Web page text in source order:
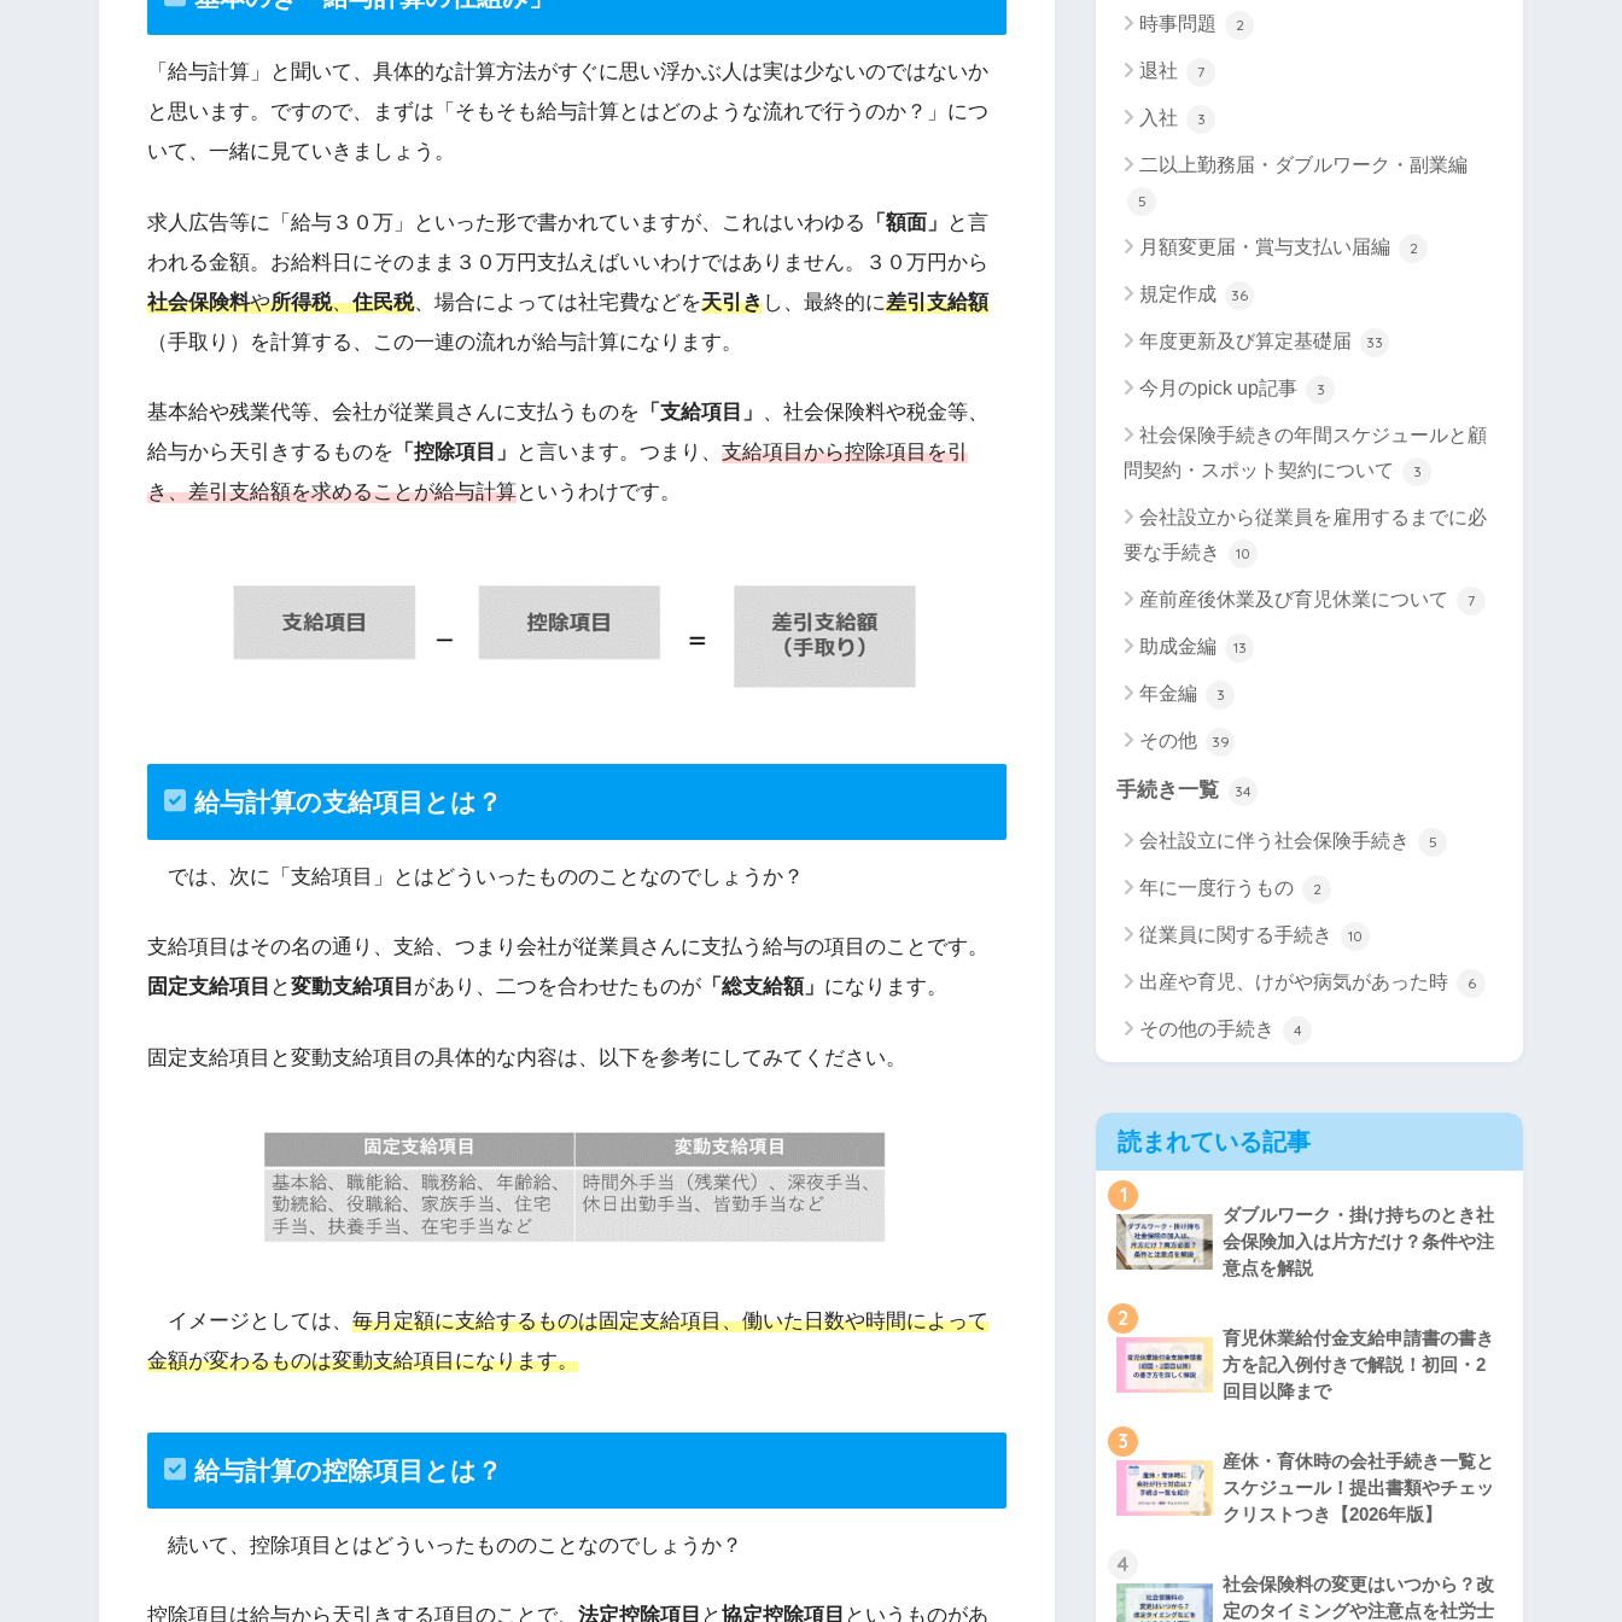
「給与計算」と聞いて、具体的な計算方法がすぐに思い浮かぶ人は実は少ないのではないか
と思います。ですので、まずは「そもそも給与計算とはどのような流れで行うのか？」につ
いて、一緒に見ていきましょう。
求人広告等に「給与３０万」といった形で書かれていますが、これはいわゆる 「額面」
と言
われる金額。お給料日にそのまま３０万円支払えばいいわけではありません。３０万円から
社会保険料や所得税、住民税、場合によっては社宅費などを天引きし、最終的に差引支給額
（手取り）を計算する、この一連の流れが給与計算になります。
基本給や残業代等、会社が従業員さんに支払うものを 「支給項目」 、社会保険料や税金等、
給与から天引きするものを 「控除項目」 と言います。つまり、 支給項目から控除項目を引
き、差引支給額を求めることが給与計算というわけです。
給与計算の支給項目とは？
では、次に「支給項目」とはどういったもののことなのでしょうか？
支給項目はその名の通り、支給、つまり会社が従業員さんに支払う給与の項目のことです。
固定支給項目 と変動支給項目 があり、二つを合わせたものが 「総支給額」 になります。
固定支給項目と変動支給項目の具体的な内容は、以下を参考にしてみてください。
イメージとしては、 毎月定額に支給するものは固定支給項目、働いた日数や時間によって
金額が変わるものは変動支給項目になります。
給与計算の控除項目とは？
続いて、控除項目とはどういったもののことなのでしょうか？
控除項目は給与から天引きする項目のことで、 法定控除項目 と協定控除項目 というものがあ
時事問題 2
退社 7
入社 3
二以上勤務届・ダブルワーク・副業編
5
月額変更届・賞与支払い届編 2
規定作成 36
年度更新及び算定基礎届 33
今月のpick up記事 3
社会保険手続きの年間スケジュールと顧
問契約・スポット契約について
3
会社設立から従業員を雇用するまでに必
要な手続き
10
産前産後休業及び育児休業について 7
助成金編 13
年金編 3
その他 39
手続き一覧 34
会社設立に伴う社会保険手続き 5
年に一度行うもの 2
従業員に関する手続き 10
出産や育児、けがや病気があった時 6
その他の手続き 4
読まれている記事
1
ダブルワーク・掛け持ちのとき社
会保険加入は片方だけ？条件や注
意点を解説
2
育児休業給付金支給申請書の書き
方を記入例付きで解説！初回・2
回目以降まで
3
産休・育休時の会社手続き一覧と
スケジュール！提出書類やチェッ
クリストつき【2026年版】
4
社会保険料の変更はいつから？改
定のタイミングや注意点を社労士